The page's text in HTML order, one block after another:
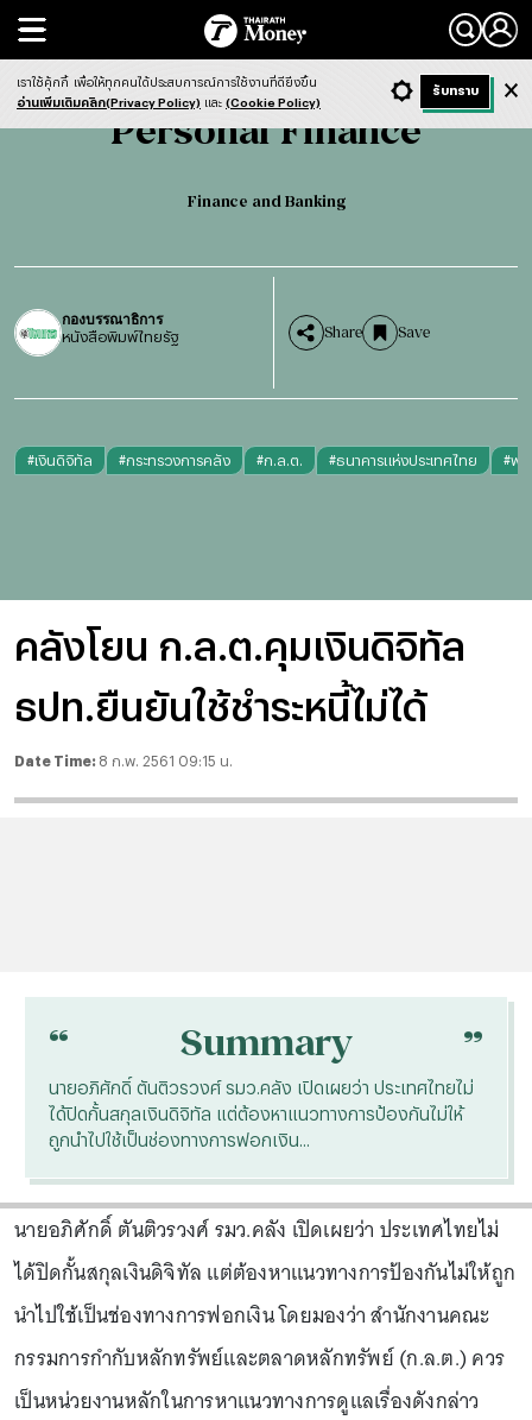
Search
Personal Finance Finance and Banking
Personal Finance
Finance and Banking
กองบรรณาธิการ
หนังสือพิมพ์ไทยรัฐ Share Save
#เงินดิจิทัล #กระทรวงการคลัง #ก.ล.ต. #ธนาคารแห่งประเทศไทย #ฟอ
คลังโยน ก.ล.ต.คุมเงินดิจิทัล
ธปท.ยืนยันใช้ชำระหนี้ไม่ได้
Date Time: 8 ก.พ. 2561 09:15 น.
- ก + ก Dark ฟังข่าว
“ Summary “
นายอภิศักดิ์ ตันติวรวงศ์ รมว.คลัง เปิดเผยว่า ประเทศไทยไม่
ได้ปิดกั้นสกุลเงินดิจิทัล แต่ต้องหาแนวทางการป้องกันไม่ให้
ถูกนำไปใช้เป็นช่องทางการฟอกเงิน...
นายอภิศักดิ์ ตันติวรวงศ์ รมว.คลัง เปิดเผยว่า ประเทศไทยไม่
ได้ปิดกั้นสกุลเงินดิจิทัล แต่ต้องหาแนวทางการป้องกันไม่ให้ถูก
นำไปใช้เป็นช่องทางการฟอกเงิน โดยมองว่า สำนักงานคณะ
กรรมการกำกับหลักทรัพย์และตลาดหลักทรัพย์ (ก.ล.ต.) ควร
เป็นหน่วยงานหลักในการหาแนวทางการดูแลเรื่องดังกล่าว
เราใช้คุ้กกี้ เพื่อให้ทุกคนได้ประสบการณ์การใช้งานที่ดียิ่งขึ้น
อ่านเพิ่มเติมคลิก(Privacy Policy) และ (Cookie Policy)
รับทราบ